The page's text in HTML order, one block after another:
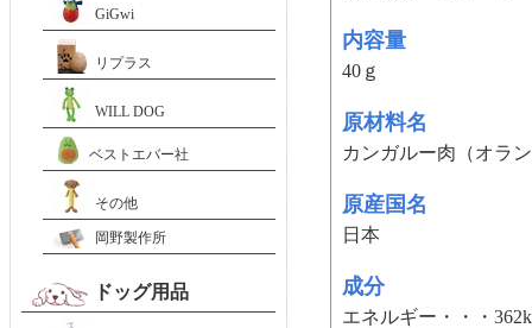
内容量
40ｇ
原材料名
カンガルー肉（オラ
原産国名
日本
成分
エネルギー・・・
GiGwi
リプラス
WILL DOG
ベストエバー社
その他
岡野製作所
ドッグ用品